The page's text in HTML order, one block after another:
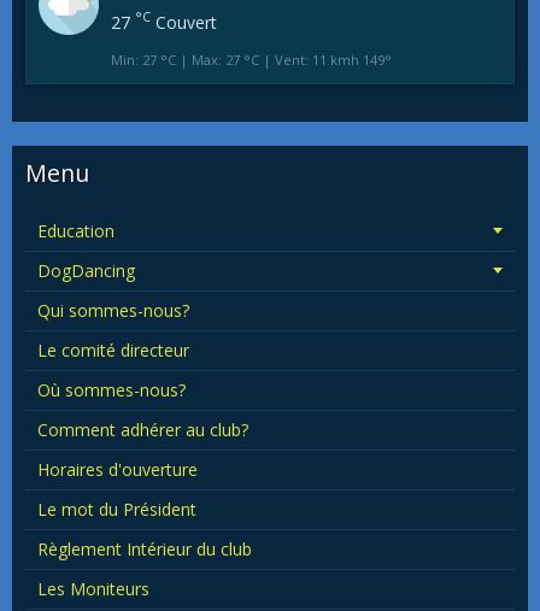
27 °C Couvert
Min: 27 °C | Max: 27 °C | Vent: 11 kmh 149°
Menu
Education
DogDancing
Qui sommes-nous?
Le comité directeur
Où sommes-nous?
Comment adhérer au club?
Horaires d'ouverture
Le mot du Président
Règlement Intérieur du club
Les Moniteurs